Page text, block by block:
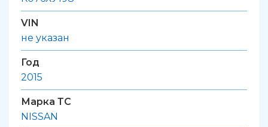
VIN
не указан
Год
2015
Марка ТС
NISSAN